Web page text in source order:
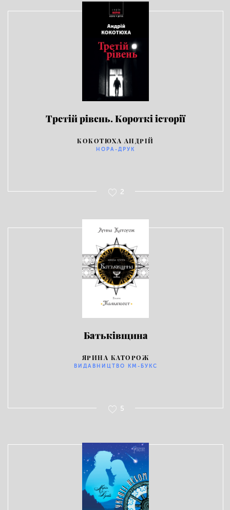
Третій рівень. Короткі історії
КОКОТЮХА АНДРІЙ
НОРА-ДРУК
2
Батьківщина
ЯРИНА КАТОРОЖ
ВИДАВНИЦТВО КМ-БУКС
5